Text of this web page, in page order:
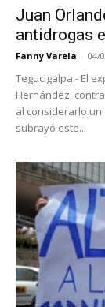
Juan
antidrogas
Fanny Varela - 04/
Tegucigalpa.- El
Hernández,
al considerarlo
subrayó este...